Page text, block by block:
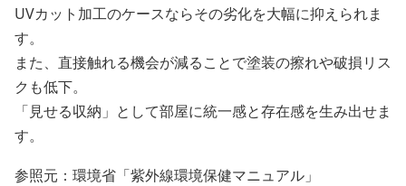
UVカット加工のケースならその劣化を大幅に抑えられま
す。
また、直接触れる機会が減ることで塗装の擦れや破損リス
クも低下。
「見せる収納」として部屋に統一感と存在感を生み出せま
す。
参照元：環境省「紫外線環境保健マニュアル」